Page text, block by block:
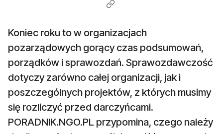
Koniec roku to w organizacjach
pozarządowych gorący czas podsumowań,
porządków i sprawozdań. Sprawozdawczość
dotyczy zarówno całej organizacji, jak i
poszczególnych projektów, z których musimy
się rozliczyć przed darczyńcami.
PORADNIK.NGO.PL przypomina, czego należy